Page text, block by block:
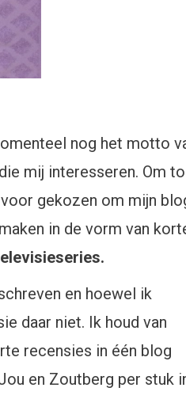
nog het motto
mij interesseren. Om
gekozen om mijn
in de vorm van
en hoewel ik
daar niet. Ik houd van
recensies in één blog
en Zoutberg per stuk